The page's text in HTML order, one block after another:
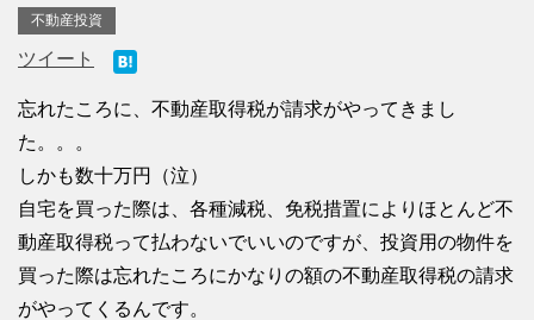
不動産投資
ツイート
忘れたころに、不動産取得税が請求がやってきまし
た。。。
しかも数十万円（泣）
自宅を買った際は、各種減税、免税措置によりほとんど不
動産取得税って払わないでいいのですが、投資用の物件を
買った際は忘れたころにかなりの額の不動産取得税の請求
がやってくるんです。